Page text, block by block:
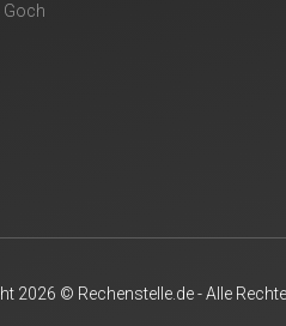
Goch
2026 © Rechenstelle.de - Alle